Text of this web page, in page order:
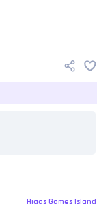
Higgs Games Island